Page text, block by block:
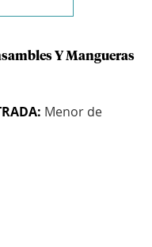
Y Mangueras
Menor de